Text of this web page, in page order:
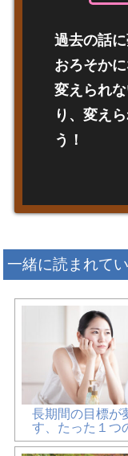
過去の話
おろそかに
変えられ
り、変え
う！
一緒に読まれて
長期間の目標が
す、たった１つ